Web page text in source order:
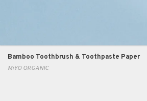
Bamboo Toothbrush & Toothpaste Paper
MiYO ORGANIC